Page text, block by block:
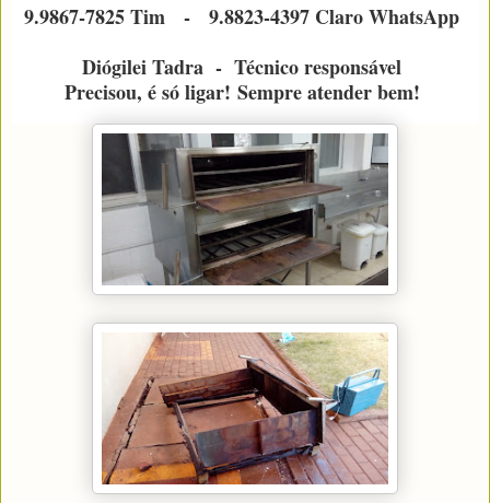
9.9867-7825 Tim - 9.8823-4397 Claro WhatsApp
Diógilei Tadra - Técnico responsável
Precisou, é só ligar! Sempre atender bem!